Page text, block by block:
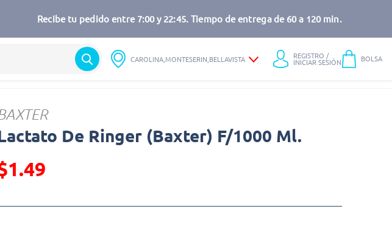
Recibe tu pedido entre 7:00 y 22:45. Tiempo de entrega de 60 a 120 min.
CAROLINA,MONTESERIN,BELLAVISTA REGISTRO /
INICIAR SESIÓN BOLSA
De Ringer (Baxter) F/1000 Ml.